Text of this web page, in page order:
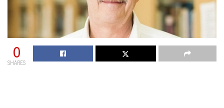
0
SHARES